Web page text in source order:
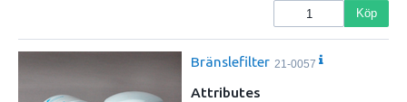
Köp
Bränslefilter 21-0057
Attributes